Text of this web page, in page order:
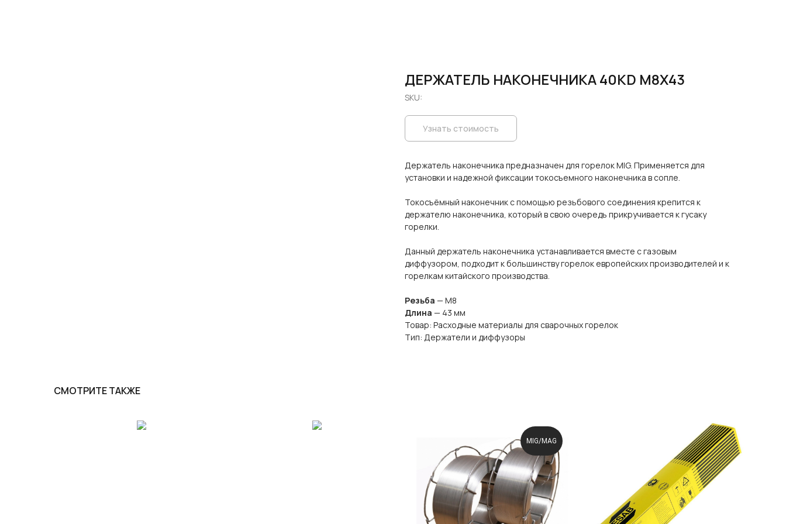
ДЕРЖАТЕЛЬ НАКОНЕЧНИКА 40KD M8Х43
SKU:
Узнать стоимость
Держатель наконечника предназначен для горелок MIG. Применяется для
установки и надежной фиксации токосъемного наконечника в сопле.
Токосъёмный наконечник с помощью резьбового соединения крепится к
держателю наконечника, который в свою очередь прикручивается к гусаку
горелки.
Данный держатель наконечника устанавливается вместе с газовым
диффузором, подходит к большинству горелок европейских производителей и к
горелкам китайского производства.
Резьба — М8
Длина — 43 мм
Товар: Расходные материалы для сварочных горелок
Тип: Держатели и диффузоры
СМОТРИТЕ ТАКЖЕ
MIG/MAG